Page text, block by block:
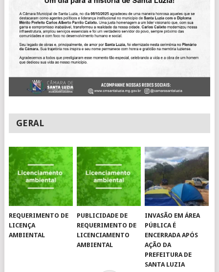
GERAL
REQUERIMENTO DE
LICENÇA
AMBIENTAL
PUBLICIDADE DE
REQUERIMENTO DE
LICENCIAMENTO
AMBIENTAL
INVASÃO EM ÁREA
PÚBLICA É
ENCERRADA APÓS
AÇÃO DA
PREFEITURA DE
SANTA LUZIA